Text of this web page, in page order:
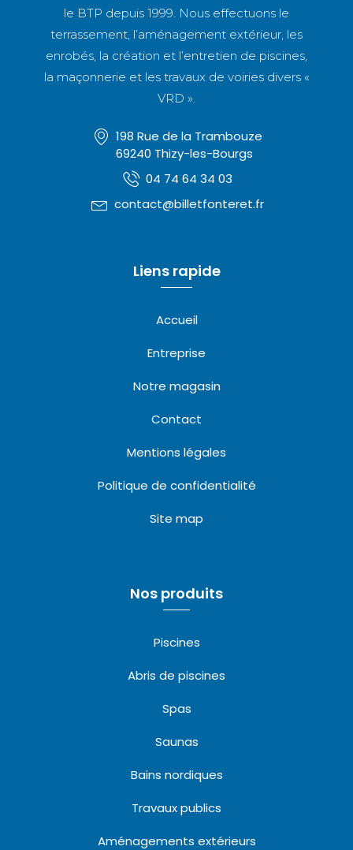
le BTP depuis 1999. Nous effectuons le
terrassement, l’aménagement extérieur, les
enrobés, la création et l’entretien de piscines,
la maçonnerie et les travaux de voiries divers «
VRD ».
198 Rue de la Trambouze
69240 Thizy-les-Bourgs
04 74 64 34 03
contact@billetfonteret.fr
Liens rapide
Accueil
Entreprise
Notre magasin
Contact
Mentions légales
Politique de confidentialité
Site map
Nos produits
Piscines
Abris de piscines
Spas
Saunas
Bains nordiques
Travaux publics
Aménagements extérieurs